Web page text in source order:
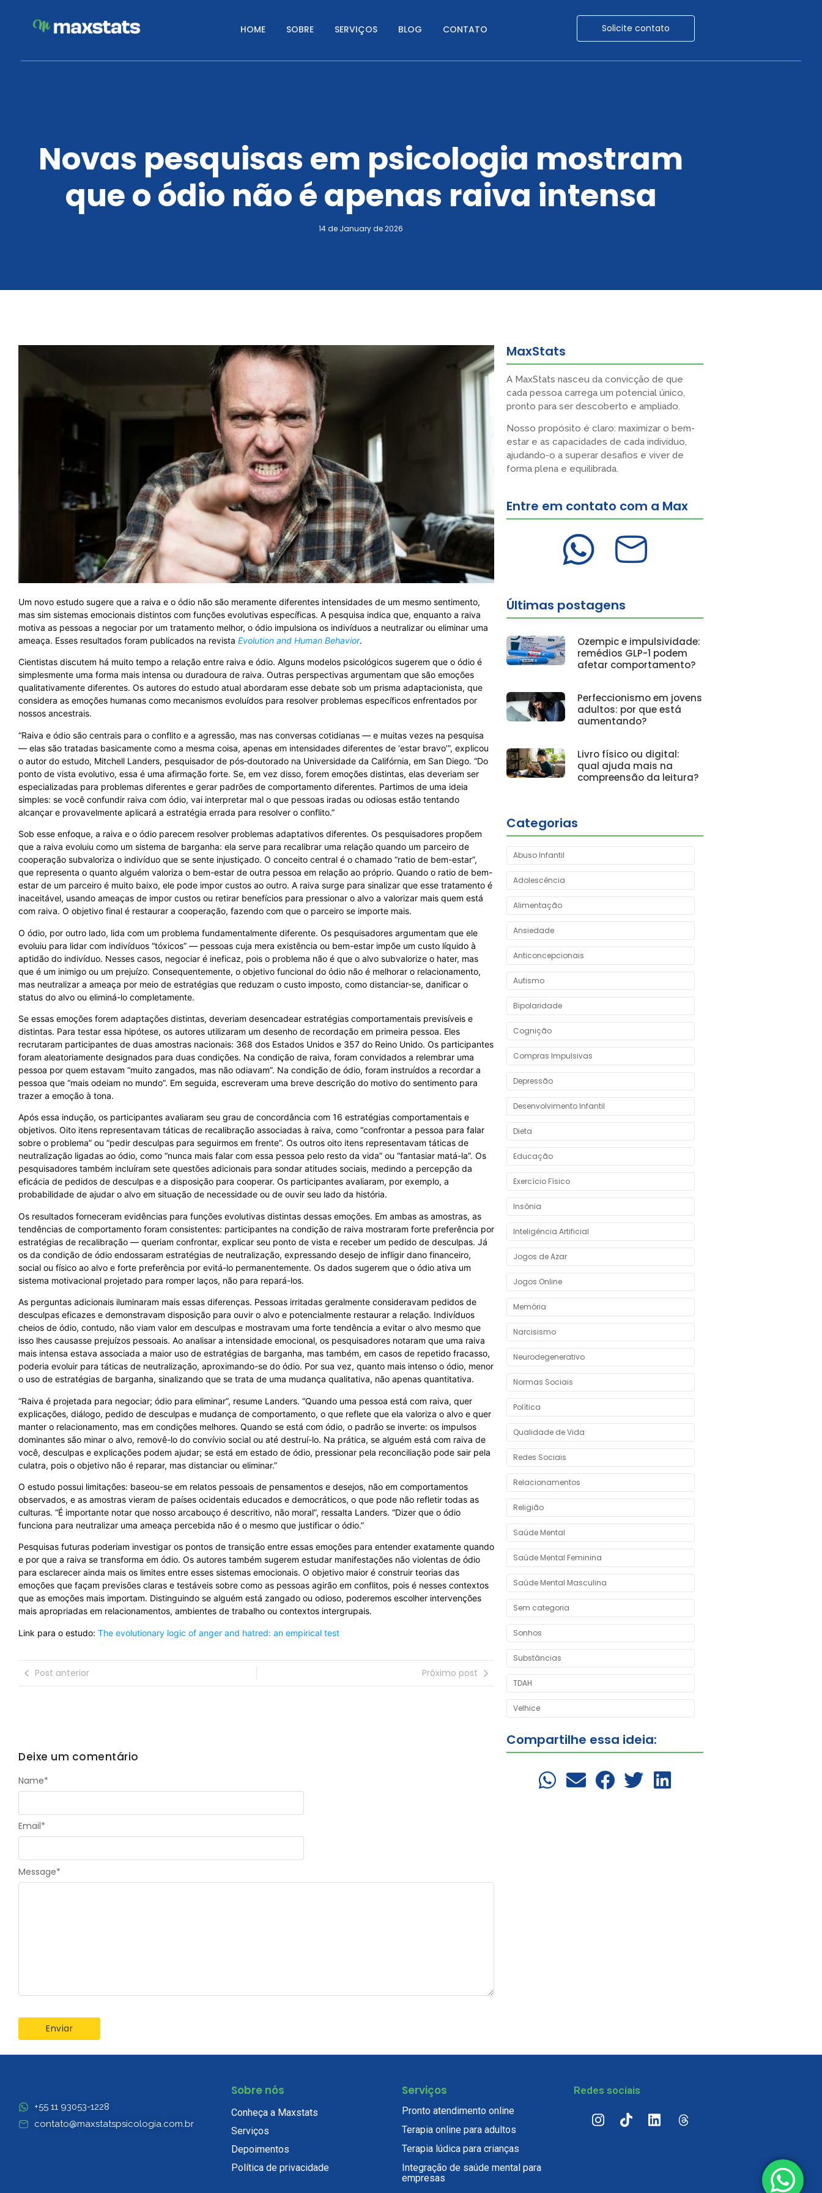
HOME SOBRE SERVIÇOS BLOG CONTATO Solicite contato
Novas pesquisas em psicologia mostram
que o ódio não é apenas raiva intensa
14 de January de 2026
Um novo estudo sugere que a raiva e o ódio não são meramente diferentes intensidades de um mesmo sentimento,
mas sim sistemas emocionais distintos com funções evolutivas específicas. A pesquisa indica que, enquanto a raiva
motiva as pessoas a negociar por um tratamento melhor, o ódio impulsiona os indivíduos a neutralizar ou eliminar uma
ameaça. Esses resultados foram publicados na revista Evolution and Human Behavior.
Cientistas discutem há muito tempo a relação entre raiva e ódio. Alguns modelos psicológicos sugerem que o ódio é
simplesmente uma forma mais intensa ou duradoura de raiva. Outras perspectivas argumentam que são emoções
qualitativamente diferentes. Os autores do estudo atual abordaram esse debate sob um prisma adaptacionista, que
considera as emoções humanas como mecanismos evoluídos para resolver problemas específicos enfrentados por
nossos ancestrais.
“Raiva e ódio são centrais para o conflito e a agressão, mas nas conversas cotidianas — e muitas vezes na pesquisa
— elas são tratadas basicamente como a mesma coisa, apenas em intensidades diferentes de ‘estar bravo’”, explicou
o autor do estudo, Mitchell Landers, pesquisador de pós‑doutorado na Universidade da Califórnia, em San Diego. “Do
ponto de vista evolutivo, essa é uma afirmação forte. Se, em vez disso, forem emoções distintas, elas deveriam ser
especializadas para problemas diferentes e gerar padrões de comportamento diferentes. Partimos de uma ideia
simples: se você confundir raiva com ódio, vai interpretar mal o que pessoas iradas ou odiosas estão tentando
alcançar e provavelmente aplicará a estratégia errada para resolver o conflito.”
Sob esse enfoque, a raiva e o ódio parecem resolver problemas adaptativos diferentes. Os pesquisadores propõem
que a raiva evoluiu como um sistema de barganha: ela serve para recalibrar uma relação quando um parceiro de
cooperação subvaloriza o indivíduo que se sente injustiçado. O conceito central é o chamado “ratio de bem-estar”,
que representa o quanto alguém valoriza o bem-estar de outra pessoa em relação ao próprio. Quando o ratio de bem-
estar de um parceiro é muito baixo, ele pode impor custos ao outro. A raiva surge para sinalizar que esse tratamento é
inaceitável, usando ameaças de impor custos ou retirar benefícios para pressionar o alvo a valorizar mais quem está
com raiva. O objetivo final é restaurar a cooperação, fazendo com que o parceiro se importe mais.
O ódio, por outro lado, lida com um problema fundamentalmente diferente. Os pesquisadores argumentam que ele
evoluiu para lidar com indivíduos “tóxicos” — pessoas cuja mera existência ou bem-estar impõe um custo líquido à
aptidão do indivíduo. Nesses casos, negociar é ineficaz, pois o problema não é que o alvo subvalorize o hater, mas
que é um inimigo ou um prejuízo. Consequentemente, o objetivo funcional do ódio não é melhorar o relacionamento,
mas neutralizar a ameaça por meio de estratégias que reduzam o custo imposto, como distanciar-se, danificar o
status do alvo ou eliminá-lo completamente.
Se essas emoções forem adaptações distintas, deveriam desencadear estratégias comportamentais previsíveis e
distintas. Para testar essa hipótese, os autores utilizaram um desenho de recordação em primeira pessoa. Eles
recrutaram participantes de duas amostras nacionais: 368 dos Estados Unidos e 357 do Reino Unido. Os participantes
foram aleatoriamente designados para duas condições. Na condição de raiva, foram convidados a relembrar uma
pessoa por quem estavam “muito zangados, mas não odiavam”. Na condição de ódio, foram instruídos a recordar a
pessoa que “mais odeiam no mundo”. Em seguida, escreveram uma breve descrição do motivo do sentimento para
trazer a emoção à tona.
Após essa indução, os participantes avaliaram seu grau de concordância com 16 estratégias comportamentais e
objetivos. Oito itens representavam táticas de recalibração associadas à raiva, como “confrontar a pessoa para falar
sobre o problema” ou “pedir desculpas para seguirmos em frente”. Os outros oito itens representavam táticas de
neutralização ligadas ao ódio, como “nunca mais falar com essa pessoa pelo resto da vida” ou “fantasiar matá-la”. Os
pesquisadores também incluíram sete questões adicionais para sondar atitudes sociais, medindo a percepção da
eficácia de pedidos de desculpas e a disposição para cooperar. Os participantes avaliaram, por exemplo, a
probabilidade de ajudar o alvo em situação de necessidade ou de ouvir seu lado da história.
Os resultados forneceram evidências para funções evolutivas distintas dessas emoções. Em ambas as amostras, as
tendências de comportamento foram consistentes: participantes na condição de raiva mostraram forte preferência por
estratégias de recalibração — queriam confrontar, explicar seu ponto de vista e receber um pedido de desculpas. Já
os da condição de ódio endossaram estratégias de neutralização, expressando desejo de infligir dano financeiro,
social ou físico ao alvo e forte preferência por evitá-lo permanentemente. Os dados sugerem que o ódio ativa um
sistema motivacional projetado para romper laços, não para repará-los.
As perguntas adicionais iluminaram mais essas diferenças. Pessoas irritadas geralmente consideravam pedidos de
desculpas eficazes e demonstravam disposição para ouvir o alvo e potencialmente restaurar a relação. Indivíduos
cheios de ódio, contudo, não viam valor em desculpas e mostravam uma forte tendência a evitar o alvo mesmo que
isso lhes causasse prejuízos pessoais. Ao analisar a intensidade emocional, os pesquisadores notaram que uma raiva
mais intensa estava associada a maior uso de estratégias de barganha, mas também, em casos de repetido fracasso,
poderia evoluir para táticas de neutralização, aproximando-se do ódio. Por sua vez, quanto mais intenso o ódio, menor
o uso de estratégias de barganha, sinalizando que se trata de uma mudança qualitativa, não apenas quantitativa.
“Raiva é projetada para negociar; ódio para eliminar”, resume Landers. “Quando uma pessoa está com raiva, quer
explicações, diálogo, pedido de desculpas e mudança de comportamento, o que reflete que ela valoriza o alvo e quer
manter o relacionamento, mas em condições melhores. Quando se está com ódio, o padrão se inverte: os impulsos
dominantes são minar o alvo, removê-lo do convívio social ou até destruí-lo. Na prática, se alguém está com raiva de
você, desculpas e explicações podem ajudar; se está em estado de ódio, pressionar pela reconciliação pode sair pela
culatra, pois o objetivo não é reparar, mas distanciar ou eliminar.”
O estudo possui limitações: baseou-se em relatos pessoais de pensamentos e desejos, não em comportamentos
observados, e as amostras vieram de países ocidentais educados e democráticos, o que pode não refletir todas as
culturas. “É importante notar que nosso arcabouço é descritivo, não moral”, ressalta Landers. “Dizer que o ódio
funciona para neutralizar uma ameaça percebida não é o mesmo que justificar o ódio.”
Pesquisas futuras poderiam investigar os pontos de transição entre essas emoções para entender exatamente quando
e por que a raiva se transforma em ódio. Os autores também sugerem estudar manifestações não violentas de ódio
para esclarecer ainda mais os limites entre esses sistemas emocionais. O objetivo maior é construir teorias das
emoções que façam previsões claras e testáveis sobre como as pessoas agirão em conflitos, pois é nesses contextos
que as emoções mais importam. Distinguindo se alguém está zangado ou odioso, poderemos escolher intervenções
mais apropriadas em relacionamentos, ambientes de trabalho ou contextos intergrupais.
Link para o estudo: The evolutionary logic of anger and hatred: an empirical test
Post anterior Próximo post
Deixe um comentário
Message*
Name*
Email*
MaxStats
A MaxStats nasceu da convicção de que
cada pessoa carrega um potencial único,
pronto para ser descoberto e ampliado.
Nosso propósito é claro: maximizar o bem-
estar e as capacidades de cada indivíduo,
ajudando-o a superar desafios e viver de
forma plena e equilibrada.
Entre em contato com a Max
Últimas postagens
Ozempic e impulsividade:
remédios GLP-1 podem
afetar comportamento?
Perfeccionismo em jovens
adultos: por que está
aumentando?
Livro físico ou digital:
qual ajuda mais na
compreensão da leitura?
Categorias
Abuso Infantil
Adolescência
Alimentação
Ansiedade
Anticoncepcionais
Autismo
Bipolaridade
Cognição
Compras Impulsivas
Depressão
Desenvolvimento Infantil
Dieta
Educação
Exercício Físico
Insônia
Inteligência Artificial
Jogos de Azar
Jogos Online
Memória
Narcisismo
Neurodegenerativo
Normas Sociais
Política
Qualidade de Vida
Redes Sociais
Relacionamentos
Religião
Saúde Mental
Saúde Mental Feminina
Saúde Mental Masculina
Sem categoria
Sonhos
Substâncias
TDAH
Velhice
Compartilhe essa ideia:
+55 11 93053-1228
contato@maxstatspsicologia.com.br
Sobre nós
Conheça a Maxstats
Serviços
Depoimentos
Política de privacidade
Serviços
Pronto atendimento online
Terapia online para adultos
Terapia lúdica para crianças
Integração de saúde mental para
empresas
Redes sociais